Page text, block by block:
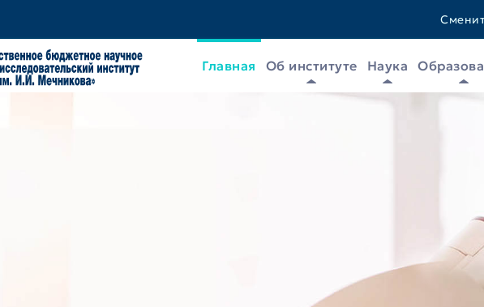
Главная Об институте Наука